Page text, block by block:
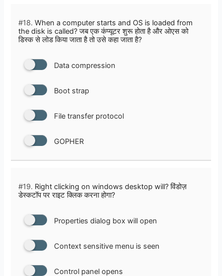
#18. When a computer starts and OS is loaded from
the disk is called? जब एक कंप्यूटर शुरू होता है और ओएस को
डिस्क से लोड किया जाता है तो उसे कहा जाता है?
Data compression
Boot strap
File transfer protocol
GOPHER
#19. Right clicking on windows desktop will? विंडोज़
डेस्कटॉप पर राइट क्लिक करना होगा?
Properties dialog box will open
Context sensitive menu is seen
Control panel opens